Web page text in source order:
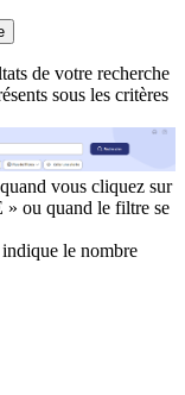
de votre recherche
sous les critères
vous cliquez sur
ou quand le filtre se
le nombre